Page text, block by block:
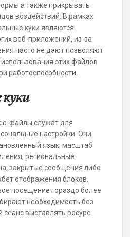
а также прикрывать
воздействий. В рамках
куки являются
веб-приложений, из-за
часто не дают позволяют
этих файлов
работоспособности.
файлы служат для
настройки. Они
язык, масштаб
региональные
закрытые сообщения либо
отображения блоков.
посещение гораздо более
необходимость без
выставлять ресурс